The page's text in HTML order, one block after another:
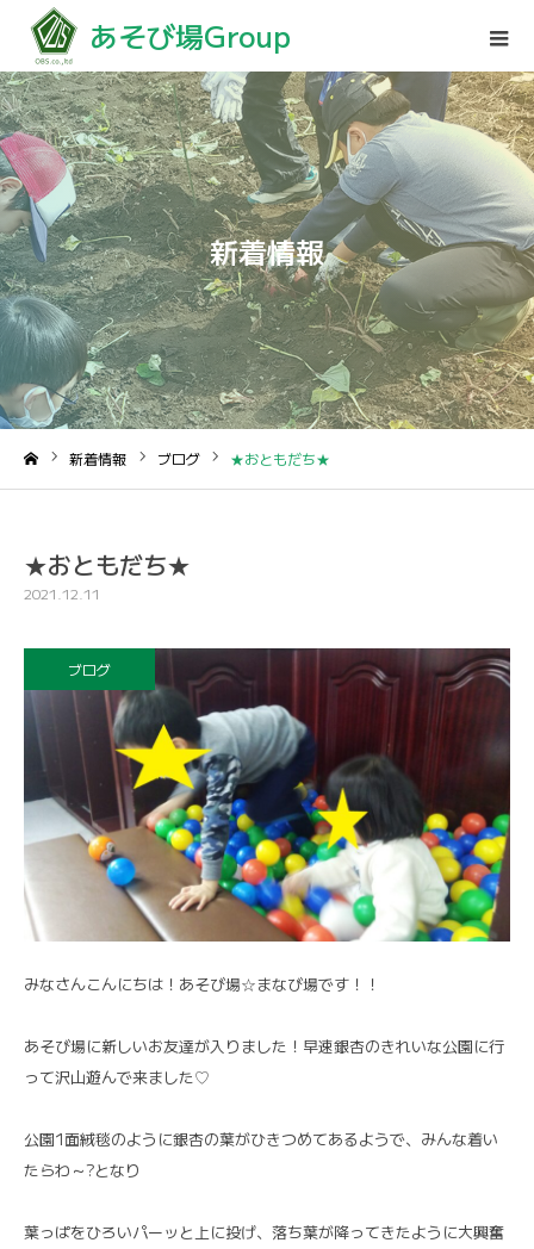
あそび場Group
新着情報
新着情報 ブログ ★おともだち★
★おともだち★
2021.12.11
ブログ
みなさんこんにちは！あそび場☆まなび場です！！
あそび場に新しいお友達が入りました！早速銀杏のきれいな公園に行
って沢山遊んで来ました♡
公園1面絨毯のように銀杏の葉がひきつめてあるようで、みんな着い
たらわ～?となり
葉っぱをひろいパーッと上に投げ、落ち葉が降ってきたように大興奮